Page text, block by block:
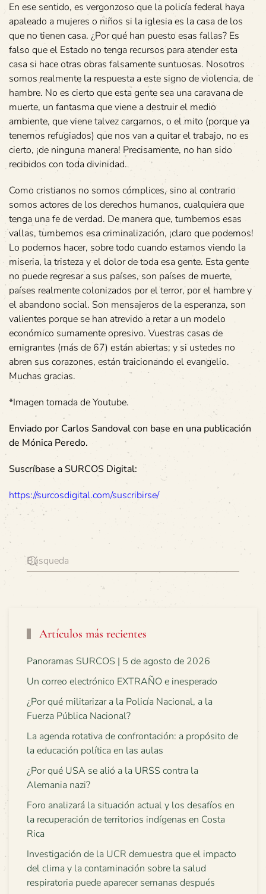
En ese sentido, es vergonzoso que la policía federal haya
apaleado a mujeres o niños si la iglesia es la casa de los
que no tienen casa. ¿Por qué han puesto esas fallas? Es
falso que el Estado no tenga recursos para atender esta
casa si hace otras obras falsamente suntuosas. Nosotros
somos realmente la respuesta a este signo de violencia, de
hambre. No es cierto que esta gente sea una caravana de
muerte, un fantasma que viene a destruir el medio
ambiente, que viene talvez cargarnos, o el mito (porque ya
tenemos refugiados) que nos van a quitar el trabajo, no es
cierto, ¡de ninguna manera! Precisamente, no han sido
recibidos con toda divinidad.
Como cristianos no somos cómplices, sino al contrario
somos actores de los derechos humanos, cualquiera que
tenga una fe de verdad. De manera que, tumbemos esas
vallas, tumbemos esa criminalización, ¡claro que podemos!
Lo podemos hacer, sobre todo cuando estamos viendo la
miseria, la tristeza y el dolor de toda esa gente. Esta gente
no puede regresar a sus países, son países de muerte,
países realmente colonizados por el terror, por el hambre y
el abandono social. Son mensajeros de la esperanza, son
valientes porque se han atrevido a retar a un modelo
económico sumamente opresivo. Vuestras casas de
emigrantes (más de 67) están abiertas; y si ustedes no
abren sus corazones, están traicionando el evangelio.
Muchas gracias.
*Imagen tomada de Youtube.
Enviado por Carlos Sandoval con base en una publicación
de Mónica Peredo.
Suscríbase a SURCOS Digital:
https://surcosdigital.com/suscribirse/
Artículos más recientes
Panoramas SURCOS | 5 de agosto de 2026
Un correo electrónico EXTRAÑO e inesperado
¿Por qué militarizar a la Policía Nacional, a la
Fuerza Pública Nacional?
La agenda rotativa de confrontación: a propósito de
la educación política en las aulas
¿Por qué USA se alió a la URSS contra la
Alemania nazi?
Foro analizará la situación actual y los desafíos en
la recuperación de territorios indígenas en Costa
Rica
Investigación de la UCR demuestra que el impacto
del clima y la contaminación sobre la salud
respiratoria puede aparecer semanas después